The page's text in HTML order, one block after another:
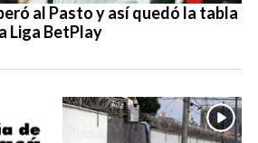
al Pasto y así quedó la tabla
Liga BetPlay